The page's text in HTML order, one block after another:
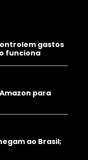
gastos
funciona
para
ao Brasil;